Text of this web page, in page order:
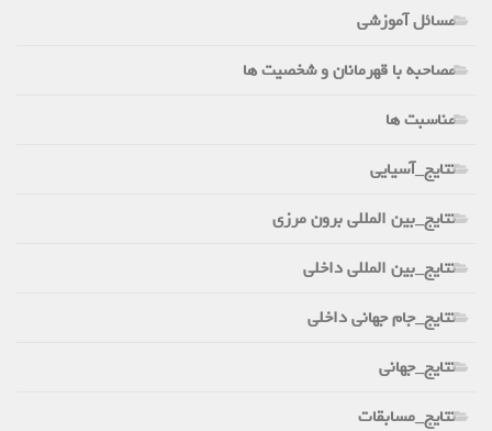
مسائل آموزشی
مصاحبه با قهرمانان و شخصیت ها
مناسبت ها
نتایج_آسیایی
نتایج_بین المللی برون مرزی
نتایج_بین المللی داخلی
نتایج_جام جهانی داخلی
نتایج_جهانی
نتایج_مسابقات